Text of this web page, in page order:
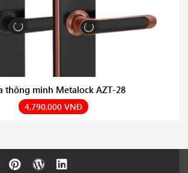
thông minh Metalock AZT-28
4,790,000 VNĐ